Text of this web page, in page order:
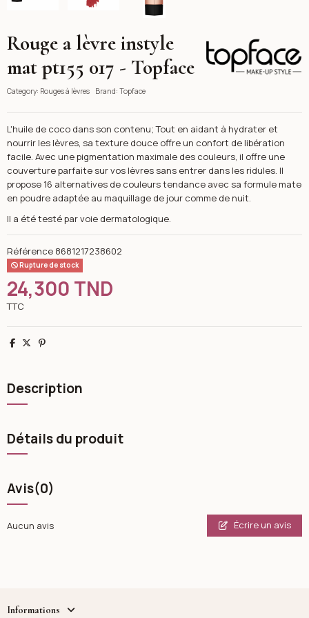
Rouge a lèvre instyle
mat pt155 017 - Topface
Category: Rouges à lèvres Brand: Topface
L'huile de coco dans son contenu; Tout en aidant à hydrater et
nourrir les lèvres, sa texture douce offre un confort de libération
facile. Avec une pigmentation maximale des couleurs, il offre une
couverture parfaite sur vos lèvres sans entrer dans les ridules. Il
propose 16 alternatives de couleurs tendance avec sa formule mate
en poudre adaptée au maquillage de jour comme de nuit.
Il a été testé par voie dermatologique.
Référence 8681217238602
Rupture de stock
24,300 TND
TTC
Partager
TweetPinterest
Description
Détails du produit
Avis(0)
Aucun avis Écrire un avis
Informations